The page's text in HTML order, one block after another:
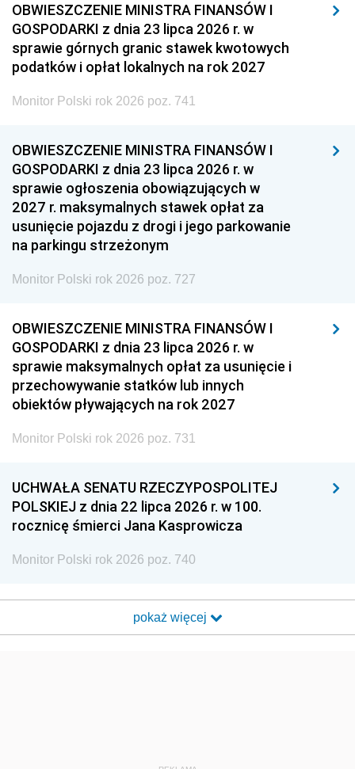
OBWIESZCZENIE MINISTRA FINANSÓW I
GOSPODARKI z dnia 23 lipca 2026 r. w
sprawie górnych granic stawek kwotowych
podatków i opłat lokalnych na rok 2027
Monitor Polski rok 2026 poz. 741
OBWIESZCZENIE MINISTRA FINANSÓW I
GOSPODARKI z dnia 23 lipca 2026 r. w
sprawie ogłoszenia obowiązujących w
2027 r. maksymalnych stawek opłat za
usunięcie pojazdu z drogi i jego parkowanie
na parkingu strzeżonym
Monitor Polski rok 2026 poz. 727
OBWIESZCZENIE MINISTRA FINANSÓW I
GOSPODARKI z dnia 23 lipca 2026 r. w
sprawie maksymalnych opłat za usunięcie i
przechowywanie statków lub innych
obiektów pływających na rok 2027
Monitor Polski rok 2026 poz. 731
UCHWAŁA SENATU RZECZYPOSPOLITEJ
POLSKIEJ z dnia 22 lipca 2026 r. w 100.
rocznicę śmierci Jana Kasprowicza
Monitor Polski rok 2026 poz. 740
pokaż więcej